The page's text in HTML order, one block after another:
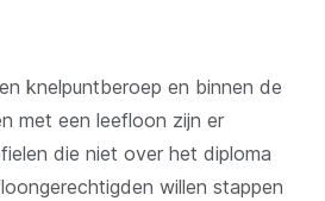
knelpuntberoep en binnen de
met een leefloon zijn er
die niet over het diploma
willen stappen